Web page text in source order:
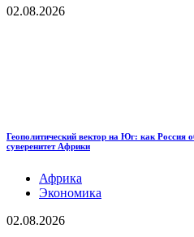
02.08.2026
Геополитический вектор на Юг: как Россия
суверенитет Африки
Африка
Экономика
02.08.2026